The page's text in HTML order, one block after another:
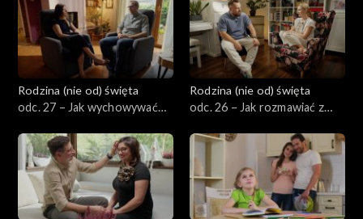
Rodzina (nie od) święta
odc. 27 – Jak wychowywać
seksualizacji i wulgarności?
Rodzina (nie od) święta
odc. 26 – Jak rozmawiać z
przemocy i wiadomościach ze
świata?